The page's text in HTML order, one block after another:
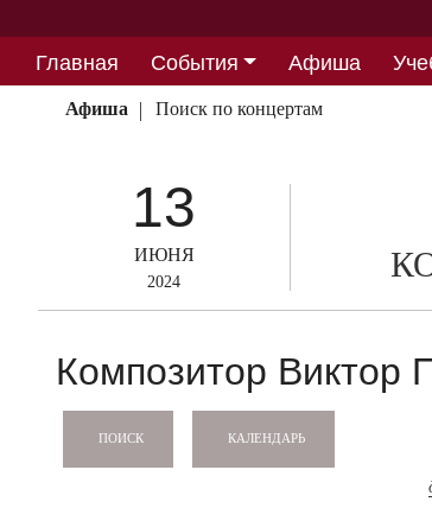
Главная События Афиша
Партнерство
Афиша Поиск по концертам
13
ИЮНЯ
2024
Композитор Виктор
ПОИСК КАЛЕНДАРЬ